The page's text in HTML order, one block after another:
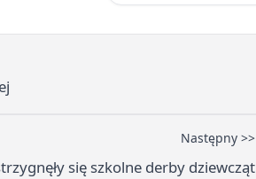
Następny >>
się szkolne derby dziewcząt